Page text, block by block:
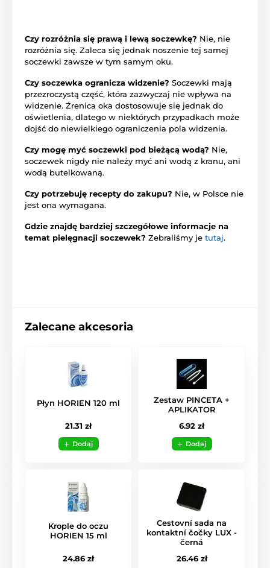
Czy rozróżnia się prawą i lewą soczewkę? Nie, nie
rozróżnia się. Zaleca się jednak noszenie tej samej
soczewki zawsze w tym samym oku.
Czy soczewka ogranicza widzenie? Soczewki mają
przezroczystą część, która zazwyczaj nie wpływa na
widzenie. Źrenica oka dostosowuje się jednak do
oświetlenia, dlatego w niektórych przypadkach może
dojść do niewielkiego ograniczenia pola widzenia.
Czy mogę myć soczewki pod bieżącą wodą? Nie,
soczewek nigdy nie należy myć ani wodą z kranu, ani
wodą butelkowaną.
Czy potrzebuję recepty do zakupu? Nie, w Polsce nie
jest ona wymagana.
Gdzie znajdę bardziej szczegółowe informacje na
temat pielęgnacji soczewek? Zebraliśmy je tutaj.
Zalecane akcesoria
Płyn HORIEN 120 ml
21.31 zł
Dodaj
Zestaw PINCETA +
APLIKATOR
6.92 zł
Dodaj
Krople do oczu
HORIEN 15 ml
24.86 zł
Cestovní sada na
kontaktní čočky LUX -
černá
26.46 zł